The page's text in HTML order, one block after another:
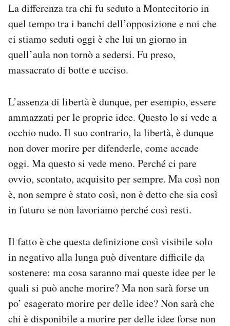
La differenza tra chi fu seduto a Montecitorio in
quel tempo tra i banchi dell’opposizione e noi che
ci stiamo seduti oggi è che lui un giorno in
quell’aula non tornò a sedersi. Fu preso,
massacrato di botte e ucciso.
L’assenza di libertà è dunque, per esempio, essere
ammazzati per le proprie idee. Questo lo si vede a
occhio nudo. Il suo contrario, la libertà, è dunque
non dover morire per difenderle, come accade
oggi. Ma questo si vede meno. Perché ci pare
ovvio, scontato, acquisito per sempre. Ma così non
è, non sempre è stato così, non è detto che sia così
in futuro se non lavoriamo perché così resti.
Il fatto è che questa definizione così visibile solo
in negativo alla lunga può diventare difficile da
sostenere: ma cosa saranno mai queste idee per le
quali si può anche morire? Ma non sarà forse un
po’ esagerato morire per delle idee? Non sarà che
chi è disponibile a morire per delle idee forse non